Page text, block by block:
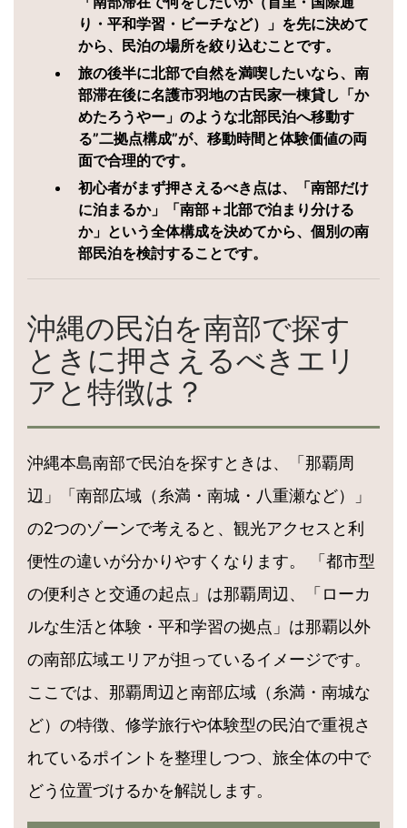
り・平和学習・ビーチなど）」を先に決めて
から、民泊の場所を絞り込むことです。
旅の後半に北部で自然を満喫したいなら、南
部滞在後に名護市羽地の古民家一棟貸し「か
めたろうやー」のような北部民泊へ移動す
る”二拠点構成”が、移動時間と体験価値の両
面で合理的です。
初心者がまず押さえるべき点は、「南部だけ
に泊まるか」「南部＋北部で泊まり分ける
か」という全体構成を決めてから、個別の南
部民泊を検討することです。
沖縄の民泊を南部で探す
ときに押さえるべきエリ
アと特徴は？
沖縄本島南部で民泊を探すときは、「那覇周
辺」「南部広域（糸満・南城・八重瀬など）」
の2つのゾーンで考えると、観光アクセスと利
便性の違いが分かりやすくなります。 「都市型
の便利さと交通の起点」は那覇周辺、「ローカ
ルな生活と体験・平和学習の拠点」は那覇以外
の南部広域エリアが担っているイメージです。
ここでは、那覇周辺と南部広域（糸満・南城な
ど）の特徴、修学旅行や体験型の民泊で重視さ
れているポイントを整理しつつ、旅全体の中で
どう位置づけるかを解説します。